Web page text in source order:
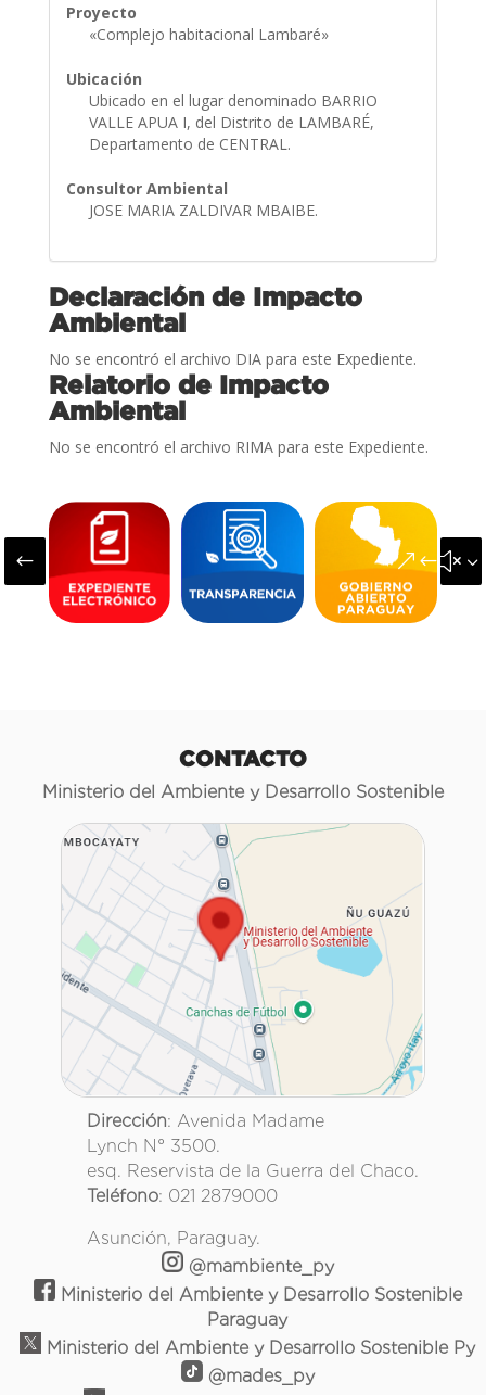
Proyecto
«Complejo habitacional Lambaré»
Ubicación
Ubicado en el lugar denominado BARRIO
VALLE APUA I, del Distrito de LAMBARÉ,
Departamento de CENTRAL.
Consultor Ambiental
JOSE MARIA ZALDIVAR MBAIBE.
Declaración de Impacto
Ambiental
No se encontró el archivo DIA para este Expediente.
Relatorio de Impacto
Ambiental
No se encontró el archivo RIMA para este Expediente.
#
CONTACTO
Ministerio del Ambiente y Desarrollo Sostenible
Dirección: Avenida Madame
Lynch N° 3500.
esq. Reservista de la Guerra del Chaco.
Teléfono: 021 2879000
Asunción, Paraguay.
@mambiente_py
Ministerio del Ambiente y Desarrollo Sostenible
Paraguay
Ministerio del Ambiente y Desarrollo Sostenible Py
@mades_py